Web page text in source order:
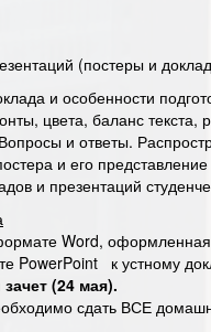
(постеры и
и особенности
цвета, баланс текста,
и ответы.
и его
и презентаций
Word, оформленная
PowerPoint к устному
(24 мая).
сдать ВСЕ